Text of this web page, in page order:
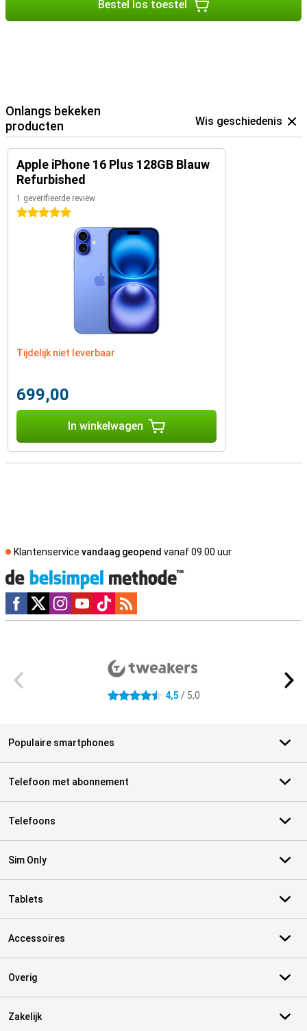
Bestel los toestel
Onlangs bekeken
producten
Wis geschiedenis
Apple iPhone 16 Plus 128GB Blauw
Refurbished
1 geverifieerde review
5 sterren
Tijdelijk niet leverbaar
699,00
In winkelwagen
Klantenservice vandaag geopend vanaf 09.00 uur
Social media
4.5 sterren 4,5 / 5,0
Populaire smartphones
Telefoon met abonnement
Telefoons
Sim Only
Tablets
Accessoires
Overig
Zakelijk